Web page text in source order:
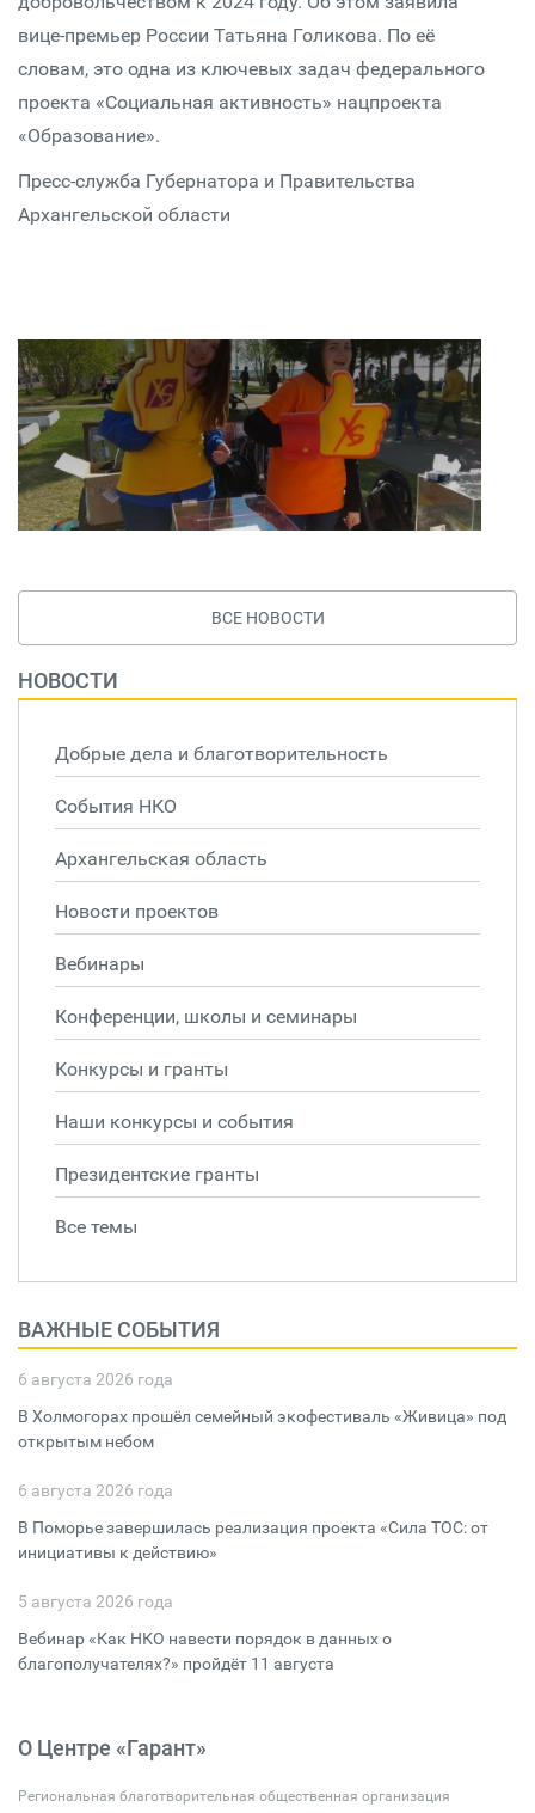
вице-премьер России Татьяна Голикова. По её
словам, это одна из ключевых задач федерального
проекта «Социальная активность» нацпроекта
«Образование».
Пресс-служба Губернатора и Правительства
Архангельской области
ВСЕ НОВОСТИ
НОВОСТИ
Добрые дела и благотворительность
События НКО
Архангельская область
Новости проектов
Вебинары
Конференции, школы и семинары
Конкурсы и гранты
Наши конкурсы и события
Президентские гранты
Все темы
ВАЖНЫЕ СОБЫТИЯ
6 августа 2026 года
В Холмогорах прошёл семейный экофестиваль «Живица» под
открытым небом
6 августа 2026 года
В Поморье завершилась реализация проекта «Сила ТОС: от
инициативы к действию»
5 августа 2026 года
Вебинар «Как НКО навести порядок в данных о
благополучателях?» пройдёт 11 августа
О Центре «Гарант»
Региональная благотворительная общественная организация